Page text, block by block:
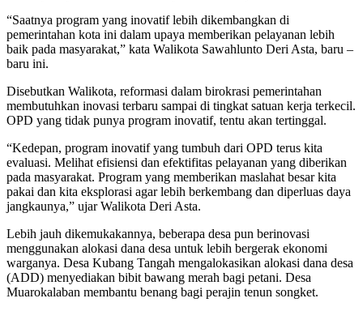
“Saatnya program yang inovatif lebih dikembangkan di
pemerintahan kota ini dalam upaya memberikan pelayanan lebih
baik pada masyarakat,” kata Walikota Sawahlunto Deri Asta, baru –
baru ini.
Disebutkan Walikota, reformasi dalam birokrasi pemerintahan
membutuhkan inovasi terbaru sampai di tingkat satuan kerja terkecil.
OPD yang tidak punya program inovatif, tentu akan tertinggal.
“Kedepan, program inovatif yang tumbuh dari OPD terus kita
evaluasi. Melihat efisiensi dan efektifitas pelayanan yang diberikan
pada masyarakat. Program yang memberikan maslahat besar kita
pakai dan kita eksplorasi agar lebih berkembang dan diperluas daya
jangkaunya,” ujar Walikota Deri Asta.
Lebih jauh dikemukakannya, beberapa desa pun berinovasi
menggunakan alokasi dana desa untuk lebih bergerak ekonomi
warganya. Desa Kubang Tangah mengalokasikan alokasi dana desa
(ADD) menyediakan bibit bawang merah bagi petani. Desa
Muarokalaban membantu benang bagi perajin tenun songket.